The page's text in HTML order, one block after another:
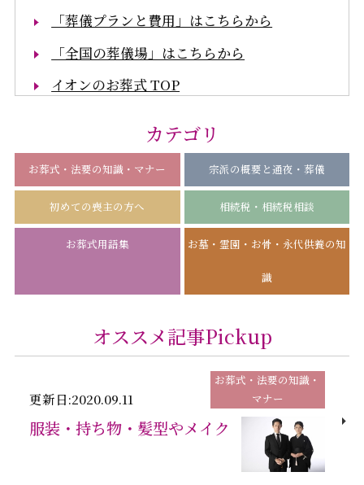
「葬儀プランと費用」はこちらから
「全国の葬儀場」はこちらから
イオンのお葬式 TOP
カテゴリ
お葬式・法要の知識・マナー 宗派の概要と通夜・葬儀
初めての喪主の方へ 相続税・相続税相談
お葬式用語集 お墓・霊園・お骨・永代供養の知
識
オススメ記事Pickup
更新日:2020.09.11
お葬式・法要の知識・
マナー
服装・持ち物・髪型やメイク